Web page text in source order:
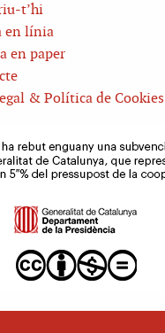
t’hi
en línia
en paper
& Política de Cookies